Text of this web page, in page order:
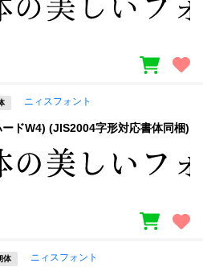
ニィスフォント
ドW4) (JIS2004字形対応書体同梱)
体 ニィスフォント